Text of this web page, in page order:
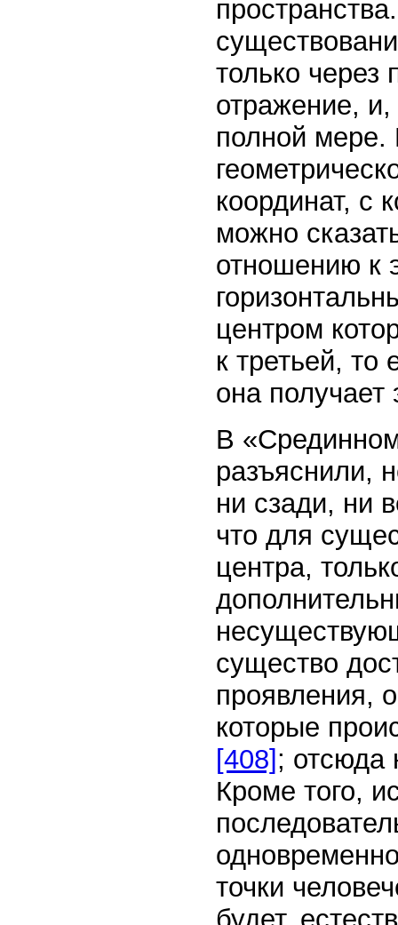
только через
отражение,
полной мере.
координат, с
можно
отношению к
центром
к третьей, то
она получает
В
разъяснили,
ни сзади, ни
что для
центра,
существо
проявления,
которые
[408] ; отсюда
Кроме того,
точки